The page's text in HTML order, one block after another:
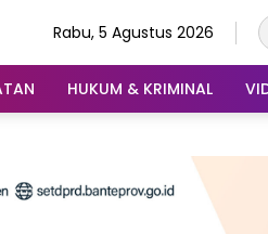
Rabu, 5 Agustus 2026
HUKUM & KRIMINAL